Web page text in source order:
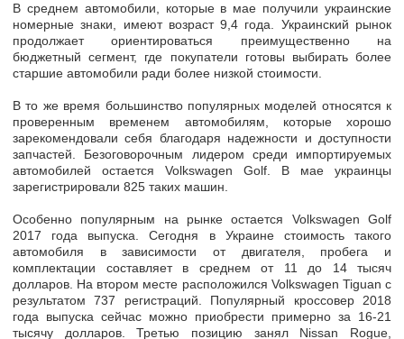
В среднем автомобили, которые в мае получили украинские
номерные знаки, имеют возраст 9,4 года. Украинский рынок
продолжает ориентироваться преимущественно на
бюджетный сегмент, где покупатели готовы выбирать более
старшие автомобили ради более низкой стоимости.
В то же время большинство популярных моделей относятся к
проверенным временем автомобилям, которые хорошо
зарекомендовали себя благодаря надежности и доступности
запчастей. Безоговорочным лидером среди импортируемых
автомобилей остается Volkswagen Golf. В мае украинцы
зарегистрировали 825 таких машин.
Особенно популярным на рынке остается Volkswagen Golf
2017 года выпуска. Сегодня в Украине стоимость такого
автомобиля в зависимости от двигателя, пробега и
комплектации составляет в среднем от 11 до 14 тысяч
долларов. На втором месте расположился Volkswagen Tiguanс
результатом 737 регистраций. Популярный кроссовер 2018
года выпуска сейчас можно приобрести примерно за 16-21
тысячу долларов.Третью позицию занял Nissan Rogue,